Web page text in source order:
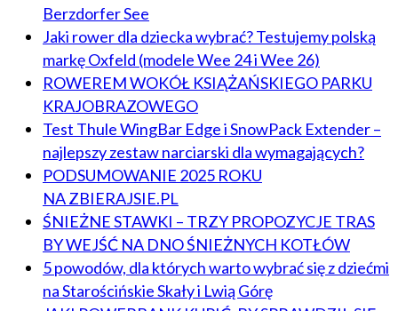
Berzdorfer See
Jaki rower dla dziecka wybrać? Testujemy polską
markę Oxfeld (modele Wee 24 i Wee 26)
ROWEREM WOKÓŁ KSIĄŻAŃSKIEGO PARKU
KRAJOBRAZOWEGO
Test Thule WingBar Edge i SnowPack Extender –
najlepszy zestaw narciarski dla wymagających?
PODSUMOWANIE 2025 ROKU
NA ZBIERAJSIE.PL
ŚNIEŻNE STAWKI – TRZY PROPOZYCJE TRAS
BY WEJŚĆ NA DNO ŚNIEŻNYCH KOTŁÓW
5 powodów, dla których warto wybrać się z dziećmi
na Starościńskie Skały i Lwią Górę